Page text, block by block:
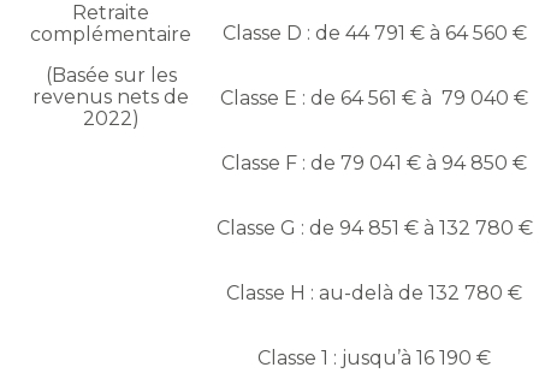
Retraite
complémentaire
(Basée sur les
revenus nets de
2022)
Classe D : de 44 791 € à 64 560 €
Classe E : de 64 561 € à 79 040 €
Classe F : de 79 041 € à 94 850 €
Classe G : de 94 851 € à 132 780 €
Classe H : au-delà de 132 780 €
Classe 1 : jusqu’à 16 190 €